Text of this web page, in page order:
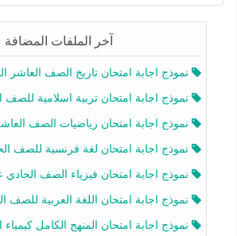
آخر الملفات المضافة
نموذج اجابة امتحان تاريخ الصف العاشر الفصل
نموذج اجابة امتحان تربية اسلامية للصف الحادي عشر
نموذج اجابة امتحان رياضيات الصف العاشر الفصل
نموذج اجابة امتحان لغة فرنسية للصف الحادي عشر أدبي
نموذج اجابة امتحان فيزياء الصف الحادي عشر علمي
نموذج اجابة امتحان اللغة العربية للصف العاشر
نموذج اجابة امتحان المنهج الكامل كيمياء الصف الحادي عشر علمي